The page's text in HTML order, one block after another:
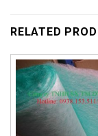
RELATED